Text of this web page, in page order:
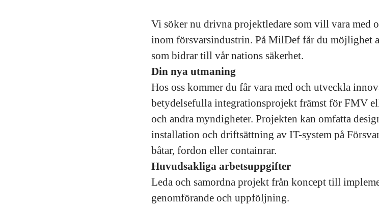
Vi söker nu drivna projektledare som vill vara med
inom försvarsindustrin. På MilDef får du möjlighet
som bidrar till vår nations säkerhet.
Din nya utmaning
Hos oss kommer du får vara med och utveckla
betydelsefulla integrationsprojekt främst för FMV
och andra myndigheter. Projekten kan omfatta
installation och driftsättning av IT-system på
båtar, fordon eller containrar.
Huvudsakliga arbetsuppgifter
Leda och samordna projekt från koncept till
genomförande och uppföljning.